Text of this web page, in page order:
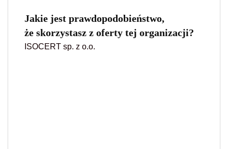
Jakie jest prawdopodobieństwo,
że skorzystasz z oferty tej organizacji?
ISOCERT sp. z o.o.